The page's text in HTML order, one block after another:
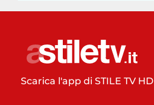
Scarica l'app di STILE TV HD